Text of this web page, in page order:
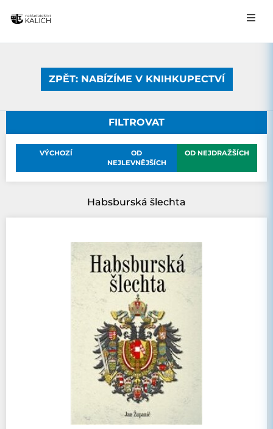
ZPĚT: NABÍZÍME V KNIHKUPECTVÍ
FILTROVAT
VÝCHOZÍ
OD
NEJLEVNĚJŠÍCH
OD NEJDRAŽŠÍCH
Habsburská šlechta